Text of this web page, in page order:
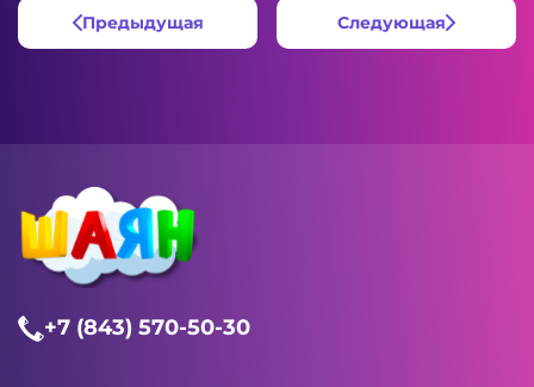
Предыдущая Следующая
+7 (843) 570-50-30